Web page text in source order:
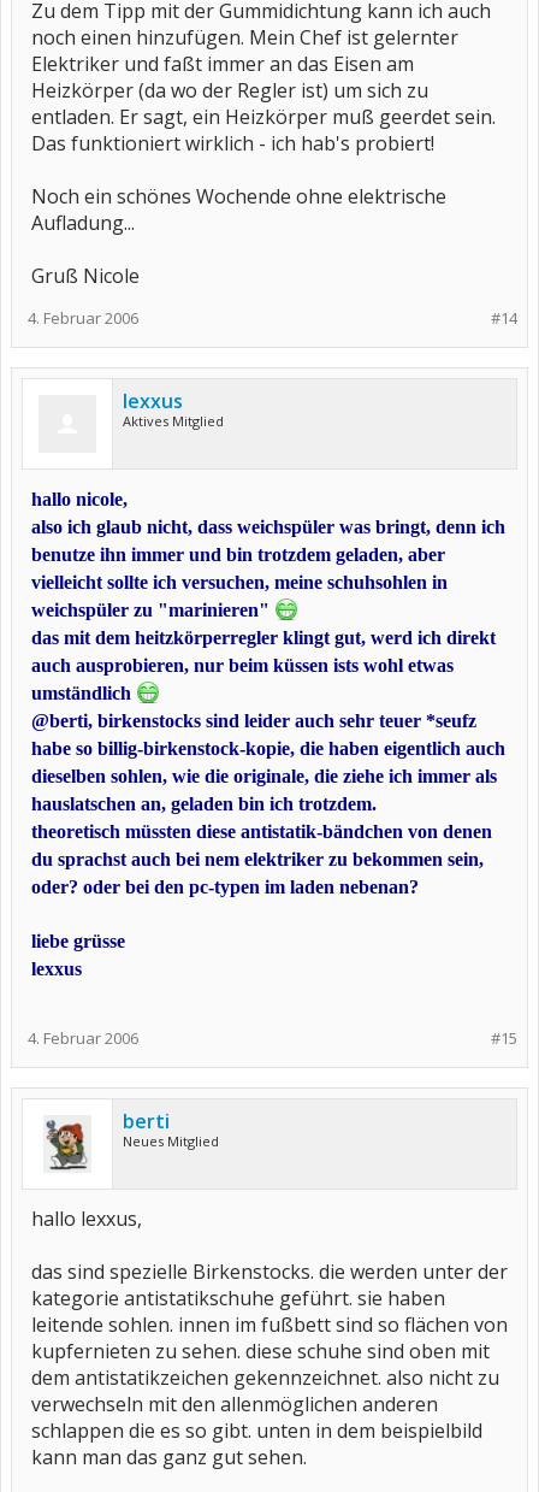
Zu dem Tipp mit der Gummidichtung kann ich auch
noch einen hinzufügen. Mein Chef ist gelernter
Elektriker und faßt immer an das Eisen am
Heizkörper (da wo der Regler ist) um sich zu
entladen. Er sagt, ein Heizkörper muß geerdet sein.
Das funktioniert wirklich - ich hab's probiert!
Noch ein schönes Wochende ohne elektrische
Aufladung...
Gruß Nicole
#14
4. Februar 2006
lexxus
Aktives Mitglied
hallo nicole,
also ich glaub nicht, dass weichspüler was bringt, denn ich
benutze ihn immer und bin trotzdem geladen, aber
vielleicht sollte ich versuchen, meine schuhsohlen in
weichspüler zu "marinieren"
das mit dem heitzkörperregler klingt gut, werd ich direkt
auch ausprobieren, nur beim küssen ists wohl etwas
umständlich
@berti, birkenstocks sind leider auch sehr teuer *seufz
habe so billig-birkenstock-kopie, die haben eigentlich auch
dieselben sohlen, wie die originale, die ziehe ich immer als
hauslatschen an, geladen bin ich trotzdem.
theoretisch müssten diese antistatik-bändchen von denen
du sprachst auch bei nem elektriker zu bekommen sein,
oder? oder bei den pc-typen im laden nebenan?
liebe grüsse
lexxus
#15
4. Februar 2006
berti
Neues Mitglied
hallo lexxus,
das sind spezielle Birkenstocks. die werden unter der
kategorie antistatikschuhe geführt. sie haben
leitende sohlen. innen im fußbett sind so flächen von
kupfernieten zu sehen. diese schuhe sind oben mit
dem antistatikzeichen gekennzeichnet. also nicht zu
verwechseln mit den allenmöglichen anderen
schlappen die es so gibt. unten in dem beispielbild
kann man das ganz gut sehen.